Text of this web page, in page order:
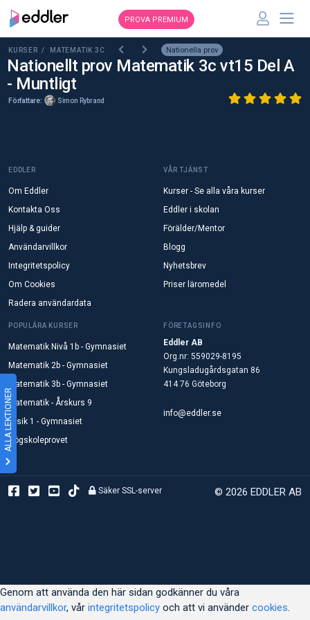
ALLA LEKTIONER
PROVA PREMIUM
KURSER / MATEMATIK 3C Nationella prov
Nationellt prov Matematik 3c vt15 Del A
- Muntligt
Författare: Simon Rybrand
EDDLER
Om Eddler
Kontakta Oss
Hjälp & guider
Användarvillkor
Integritetspolicy
Om Cookies
Radera användardata
VÅR TJÄNST
Kurser - Se alla våra kurser
Eddler i skolan
Förälder/Mentor
Blogg
Nyhetsbrev
Priser läromedel
POPULÄRA KURSER
Matematik Nivå 1b - Gymnasiet
Matematik 2b - Gymnasiet
Matematik 3b - Gymnasiet
Matematik - Årskurs 9
Fysik 1 - Gymnasiet
Högskoleprovet
FÖRETAGSINFO
Eddler AB
Org.nr: 559029-8195
Kungsladugårdsgatan 86
414 76 Göteborg
info@eddler.se
© 2026 EDDLER AB
Säker SSL-server
Genom att använda den här sidan godkänner du våra
användarvillkor, vår integritetspolicy och att vi använder cookies.